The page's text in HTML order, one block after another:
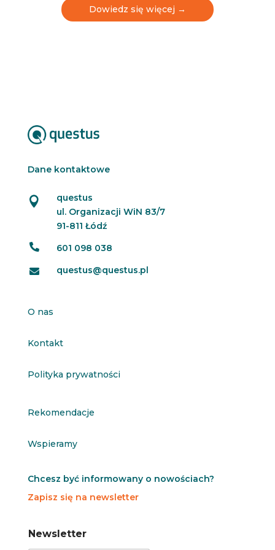
l
e
Dowiedz się więcej →
Dane kontaktowe

questus
ul. Organizacji WiN 83/7
91-811 Łódź
 601 098 038
 questus@questus.pl
O nas
Kontakt
Polityka prywatności
Rekomendacje
Wspieramy
Chcesz być informowany o nowościach?
Zapisz się na newsletter
e
e
Newsletter